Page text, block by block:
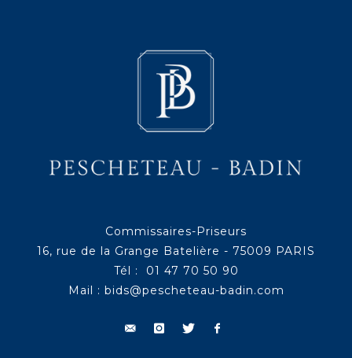
Commissaires-Priseurs
16, rue de la Grange Batelière - 75009 PARIS
Tél : 01 47 70 50 90
Mail : bids@pescheteau-badin.com